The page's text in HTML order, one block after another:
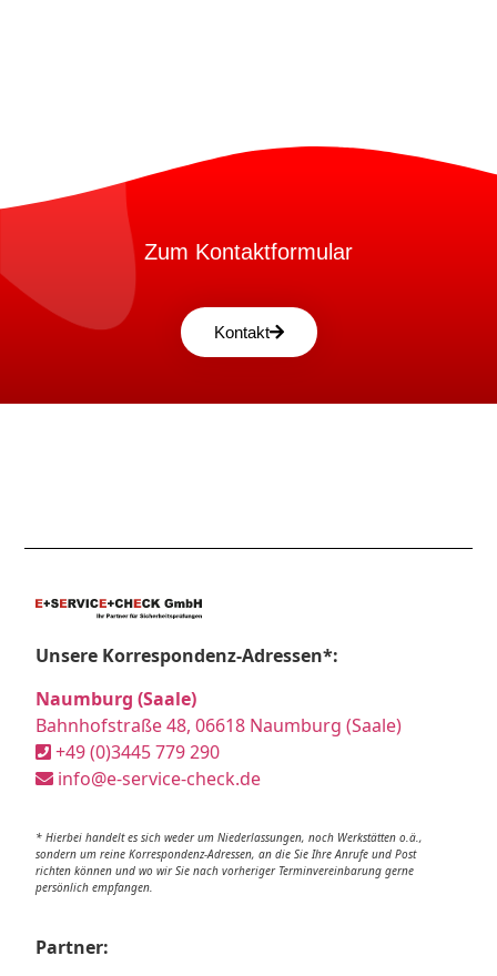
Zum Kontaktformular
Kontakt
Unsere Korrespondenz-Adressen*:
Naumburg (Saale)
Bahnhofstraße 48, 06618 Naumburg (Saale)
+49 (0)3445 779 290
info@e-service-check.de
* Hierbei handelt es sich weder um Niederlassungen, noch Werkstätten o.ä.,
sondern um reine Korrespondenz-Adressen, an die Sie Ihre Anrufe und Post
richten können und wo wir Sie nach vorheriger Terminvereinbarung gerne
persönlich empfangen.
Partner: